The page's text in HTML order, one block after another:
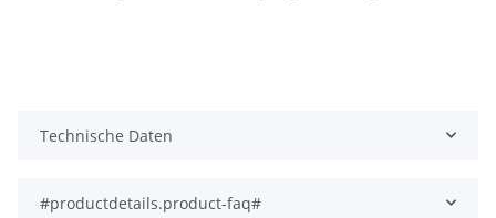
Technische Daten
#productdetails.product-faq#